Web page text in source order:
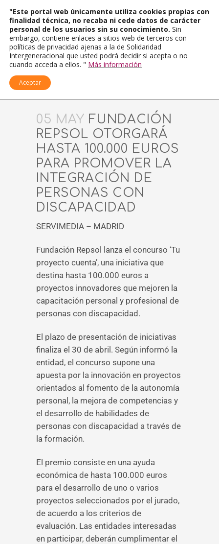
05 MAY FUNDACIÓN
REPSOL OTORGARÁ
HASTA 100.000 EUROS
PARA PROMOVER LA
INTEGRACIÓN DE
PERSONAS CON
DISCAPACIDAD
SERVIMEDIA – MADRID
Fundación Repsol lanza el concurso ‘Tu
proyecto cuenta’, una iniciativa que
destina hasta 100.000 euros a
proyectos innovadores que mejoren la
capacitación personal y profesional de
personas con discapacidad.
El plazo de presentación de iniciativas
finaliza el 30 de abril. Según informó la
entidad, el concurso supone una
apuesta por la innovación en proyectos
orientados al fomento de la autonomía
personal, la mejora de competencias y
el desarrollo de habilidades de
personas con discapacidad a través de
la formación.
El premio consiste en una ayuda
económica de hasta 100.000 euros
para el desarrollo de uno o varios
proyectos seleccionados por el jurado,
de acuerdo a los criterios de
evaluación. Las entidades interesadas
en participar, deberán cumplimentar el
"Este portal web únicamente utiliza cookies propias con
finalidad técnica, no recaba ni cede datos de carácter
personal de los usuarios sin su conocimiento. Sin
embargo, contiene enlaces a sitios web de terceros con
políticas de privacidad ajenas a la de Solidaridad
Intergeneracional que usted podrá decidir si acepta o no
cuando acceda a ellos. " Más información
Aceptar